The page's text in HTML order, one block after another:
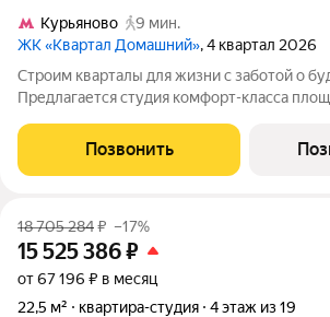
Курьяново
9 мин.
ЖК «Квартал Домашний», 4 квартал 2026
Строим кварталы для жизни с заботой о
Предлагается студия комфорт-класса
комплексе "Квартал
отделкой в нескольких вариантах:
Позвонить
18 705 284₽ –17%
15 525 386₽
от 67 196 ₽ в месяц
22,5 м²
квартира-студия 4 этаж из 19